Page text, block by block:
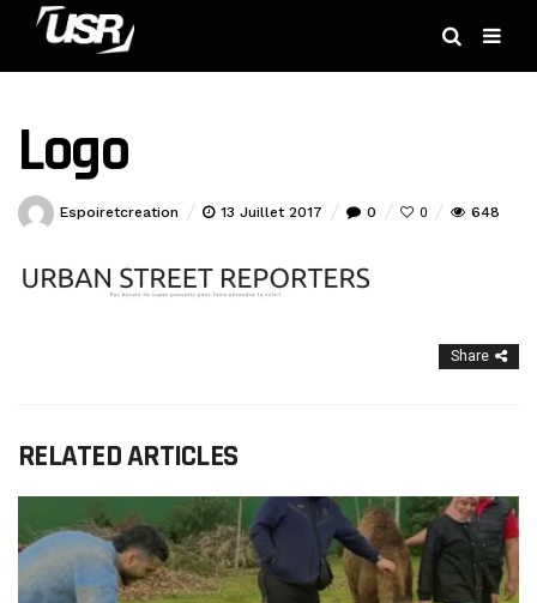
Logo
Espoiretcreation 13 Juillet 2017 0 0 648
Share
RELATED ARTICLES